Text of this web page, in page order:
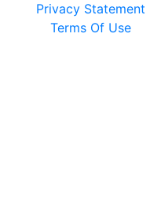
Privacy Statement
Terms Of Use